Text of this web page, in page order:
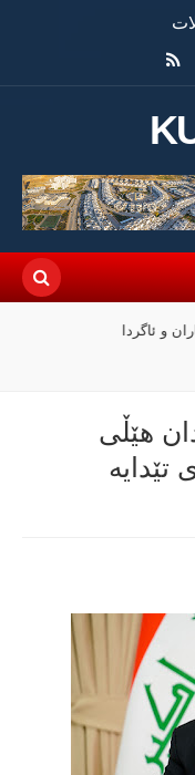
و ئاگردا
هێڵى